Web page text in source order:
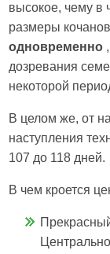
высокое, чему в
размеры
одновременно
дозревания
некоторой
В целом же, от
наступления
107 до 118 дней.
В чем кроется